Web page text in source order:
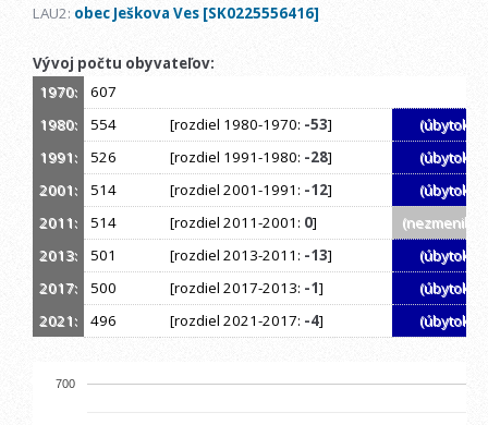
LAU2: obec Ješkova Ves [SK0225556416]
Vývoj počtu obyvateľov:
1970:
607
1980:
554 [rozdiel 1980-1970: -53]
(úbytok)
1991:
526 [rozdiel 1991-1980: -28]
(úbytok)
2001:
514 [rozdiel 2001-1991: -12]
(úbytok)
2011:
514 [rozdiel 2011-2001: 0]
(nezmenil
2013:
501 [rozdiel 2013-2011: -13]
(úbytok)
2017:
500 [rozdiel 2017-2013: -1]
(úbytok)
2021:
496 [rozdiel 2021-2017: -4] (úbytok)
700